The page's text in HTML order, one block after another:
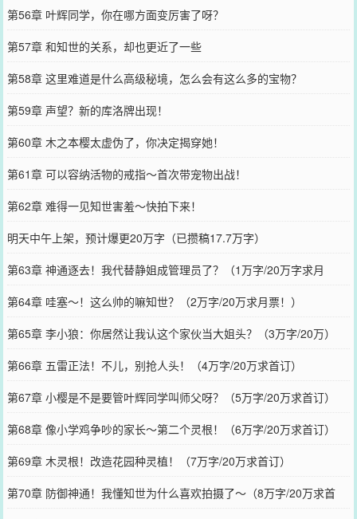
第56章 叶辉同学，你在哪方面变厉害了呀？
第57章 和知世的关系，却也更近了一些
第58章 这里难道是什么高级秘境，怎么会有这么多的宝物？
第59章 声望？新的库洛牌出现！
第60章 木之本樱太虚伪了，你决定揭穿她！
第61章 可以容纳活物的戒指～首次带宠物出战！
第62章 难得一见知世害羞～快拍下来！
明天中午上架，预计爆更20万字（已攒稿17.7万字）
第63章 神通逐去！我代替静姐成管理员了？（1万字/20万字求月
票！）
第64章 哇塞～！这么帅的嘛知世？（2万字/20万求月票！）
第65章 李小狼：你居然让我认这个家伙当大姐头？（3万字/20万）
第66章 五雷正法！不儿，别抢人头！（4万字/20万求首订）
第67章 小樱是不是要管叶辉同学叫师父呀？（5万字/20万求首订）
第68章 像小学鸡争吵的家长～第二个灵根！（6万字/20万求首订）
第69章 木灵根！改造花园种灵植！（7万字/20万求首订）
第70章 防御神通！我懂知世为什么喜欢拍摄了～（8万字/20万求首